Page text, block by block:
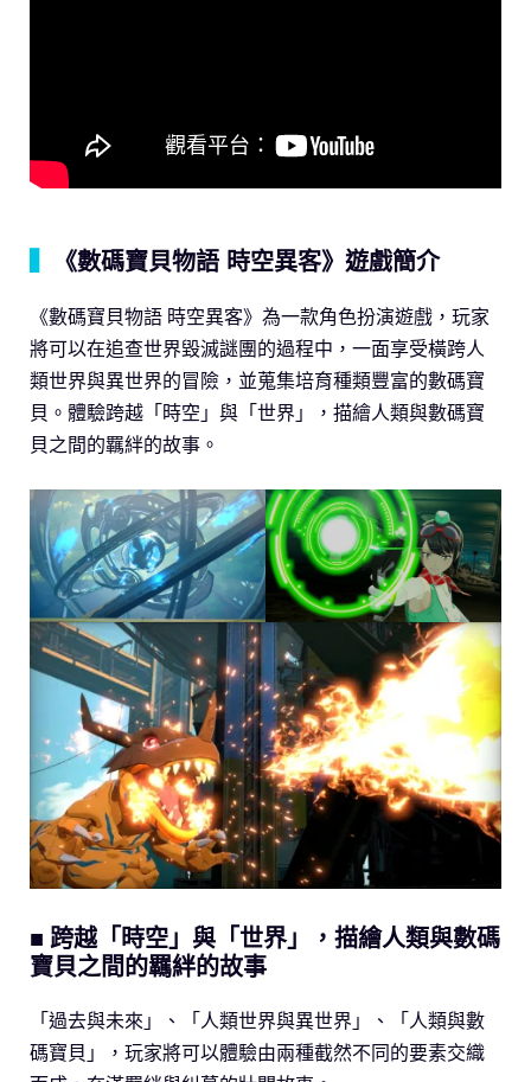
《數碼寶貝物語 時空異客》遊戲簡介
《數碼寶貝物語 時空異客》為一款角色扮演遊戲，玩家
將可以在追查世界毀滅謎團的過程中，一面享受橫跨人
類世界與異世界的冒險，並蒐集培育種類豐富的數碼寶
貝。體驗跨越「時空」與「世界」，描繪人類與數碼寶
貝之間的羈絆的故事。
■ 跨越「時空」與「世界」，描繪人類與數碼
寶貝之間的羈絆的故事
「過去與未來」、「人類世界與異世界」、「人類與數
碼寶貝」，玩家將可以體驗由兩種截然不同的要素交織